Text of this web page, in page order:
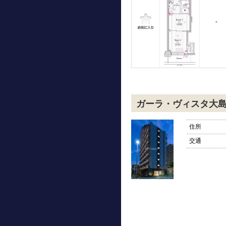
-
ガーラ・ヴィスタ大
住所
交通